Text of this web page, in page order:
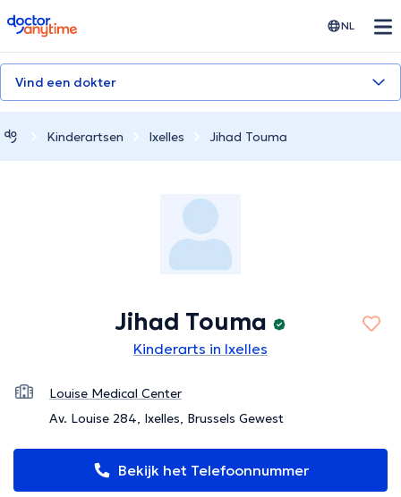
doctoranytime NL
Vind een dokter
Kinderartsen Ixelles Jihad Touma
Jihad Touma
Kinderarts in Ixelles
Louise Medical Center
Av. Louise 284, Ixelles, Brussels Gewest
Bekijk het Telefoonnummer